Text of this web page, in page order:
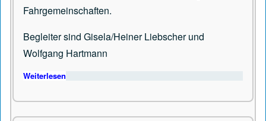
Fahrgemeinschaften.
Begleiter sind Gisela/Heiner Liebscher und
Wolfgang Hartmann
Weiterlesen